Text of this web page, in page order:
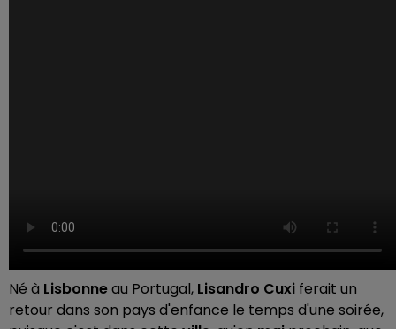
Né à Lisbonneau Portugal, Lisandro Cuxi ferait un
retour dans son pays d'enfance le temps d'une soirée,